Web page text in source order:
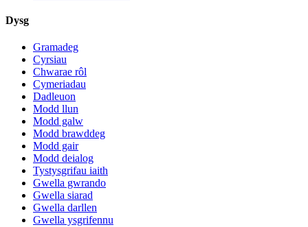
Dysg
Gramadeg
Cyrsiau
Chwarae rôl
Cymeriadau
Dadleuon
Modd llun
Modd galw
Modd brawddeg
Modd gair
Modd deialog
Tystysgrifau iaith
Gwella gwrando
Gwella siarad
Gwella darllen
Gwella ysgrifennu